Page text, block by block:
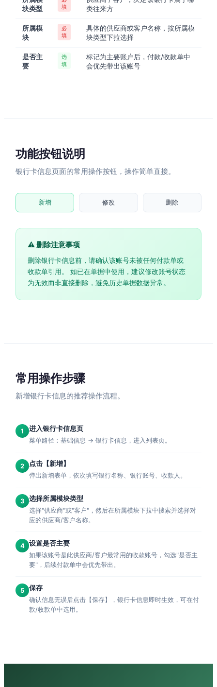
块类型
填
类往来方
所属模
块
必
填
具体的供应商或客户名称，按所属模
块类型下拉选择
是否主
要
选
填
标记为主要账户后，付款/收款单中
会优先带出该账号
功能按钮说明
银行卡信息页面的常用操作按钮，操作简单直接。
新增 修改 删除
⚠ 删除注意事项
删除银行卡信息前，请确认该账号未被任何付款单或
收款单引用。 如已在单据中使用，建议修改账号状态
为无效而非直接删除，避免历史单据数据异常。
常用操作步骤
新增银行卡信息的推荐操作流程。
1 进入银行卡信息页
菜单路径：基础信息 → 银行卡信息，进入列表页。
2 点击【新增】
弹出新增表单，依次填写银行名称、银行账号、收款人。
3 选择所属模块类型
选择"供应商"或"客户"，然后在所属模块下拉中搜索并选择对
应的供应商/客户名称。
4 设置是否主要
如果该账号是此供应商/客户最常用的收款账号，勾选"是否主
要"，后续付款单中会优先带出。
5 保存
确认信息无误后点击【保存】，银行卡信息即时生效，可在付
款/收款单中选用。